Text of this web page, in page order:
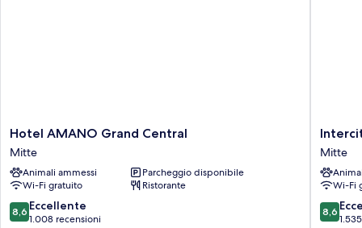
Hotel
AMANO
Grand
Central
Mitte
Hotel AMANO Grand Central
Mitte
Animali ammessi
Parcheggio disponibile
Wi-Fi gratuito
Ristorante
8.6
su
8,6 Eccellente
1.008 recensioni
Berlin
Mitte
Mitte
Wi-Fi
8.6
su
8,6